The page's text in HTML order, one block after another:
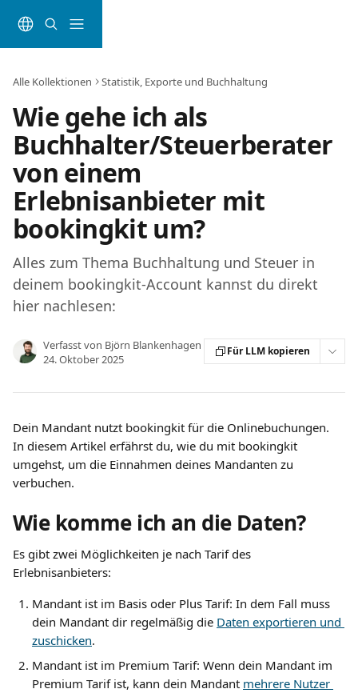
Alle Kollektionen Statistik, Exporte und Buchhaltung
Wie gehe ich als
Buchhalter/Steuerberater
von einem
Erlebnisanbieter mit
bookingkit um?
Alles zum Thema Buchhaltung und Steuer in
deinem bookingkit-Account kannst du direkt
hier nachlesen:
Verfasst von Björn Blankenhagen
24. Oktober 2025
Für LLM kopieren
Dein Mandant nutzt bookingkit für die Onlinebuchungen.
In diesem Artikel erfährst du, wie du mit bookingkit
umgehst, um die Einnahmen deines Mandanten zu
verbuchen.
Wie komme ich an die Daten?
Es gibt zwei Möglichkeiten je nach Tarif des
Erlebnisanbieters:
Mandant ist im Basis oder Plus Tarif: In dem Fall muss
dein Mandant dir regelmäßig die Daten exportieren und
zuschicken.
Mandant ist im Premium Tarif: Wenn dein Mandant im
Premium Tarif ist, kann dein Mandant mehrere Nutzer